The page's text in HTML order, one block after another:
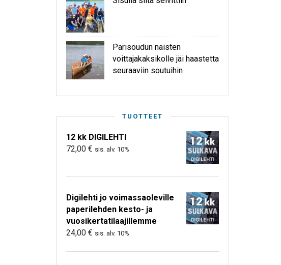
Parisoudun naisten
voittajakaksikolle jäi haastetta
seuraaviin soutuihin
TUOTTEET
12 kk DIGILEHTI
72,00 € sis. alv. 10%
Digilehti jo voimassaoleville
paperilehden kesto- ja
vuosikertatilaajillemme
24,00 € sis. alv. 10%